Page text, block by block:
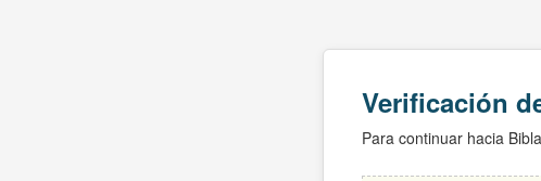
Verificación
Para continuar hacia